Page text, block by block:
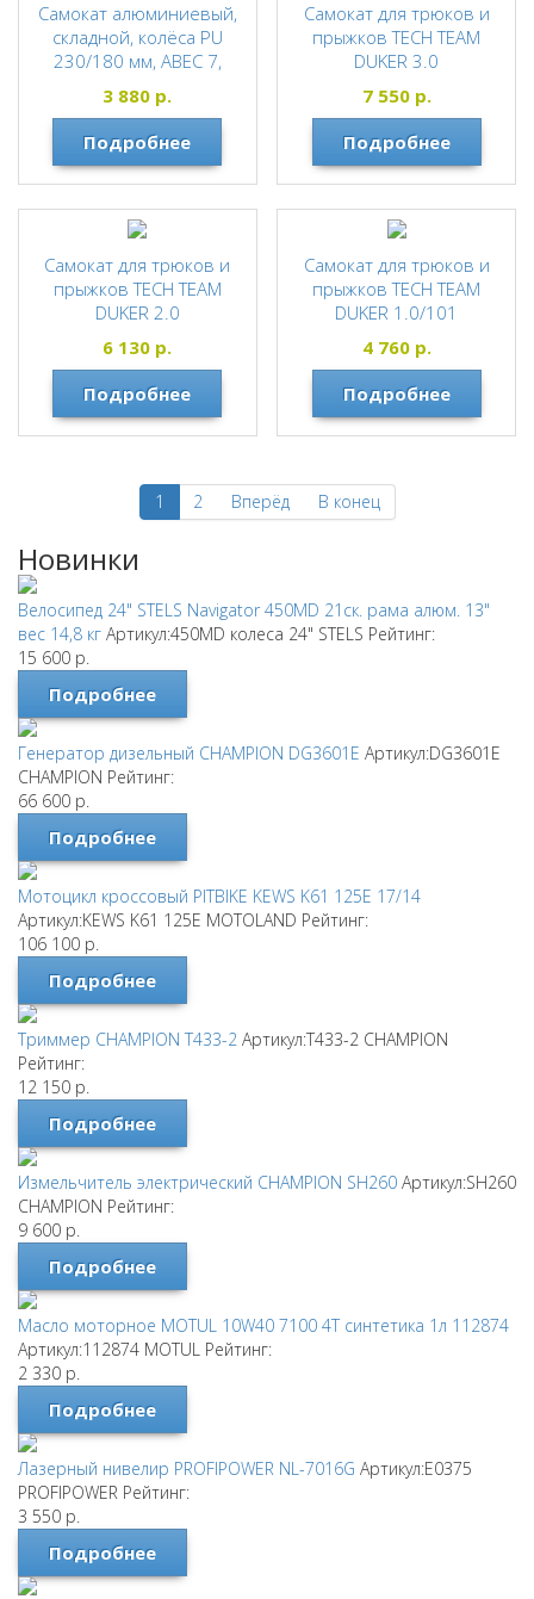
Самокат алюминиевый,
складной, колёса PU
230/180 мм, ABEC 7,
амортизатор передний
GRAFFITI
3 880 р.
Подробнее
Самокат для трюков и
прыжков TECH TEAM
DUKER 3.0
TECH TEAM
7 550р.
Подробнее
Самокат для трюков и
прыжков TECH TEAM
DUKER 2.0
TECH TEAM
6 130 р.
Подробнее
Самокат для трюков и
прыжков TECH TEAM
DUKER 1.0/101
TECH TEAM
4 760р.
Подробнее
1 2 Вперёд В конец
Новинки
Велосипед 24" STELS Navigator 450MD 21ск. рама алюм. 13"
вес 14,8 кг Артикул:450MD колеса 24" STELS Рейтинг:
15 600 р.
Подробнее
Генератор дизельный CHAMPION DG3601E Артикул:DG3601E
CHAMPION Рейтинг:
66 600 р.
Подробнее
Мотоцикл кроссовый PITBIKE KEWS K61 125E 17/14
Артикул:KEWS K61 125E MOTOLAND Рейтинг:
106 100 р.
Подробнее
Триммер CHAMPION T433-2 Артикул:T433-2 CHAMPION
Рейтинг:
12 150 р.
Подробнее
Измельчитель электрический CHAMPION SH260 Артикул:SH260
CHAMPION Рейтинг:
9 600 р.
Подробнее
Масло моторное MOTUL 10W40 7100 4T синтетика 1л 112874
Артикул:112874 MOTUL Рейтинг:
2 330 р.
Подробнее
Лазерный нивелир PROFIPOWER NL-7016G Артикул:E0375
PROFIPOWER Рейтинг:
3 550 р.
Подробнее